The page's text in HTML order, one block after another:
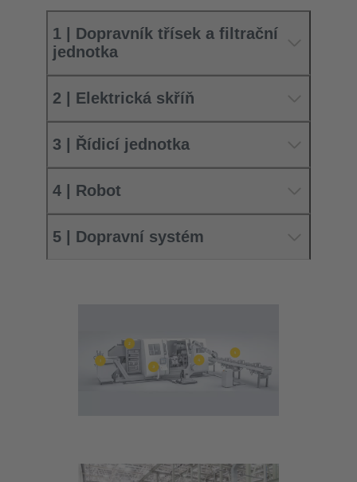
1 | Dopravník třísek a filtrační
jednotka
2 | Elektrická skříň
3 | Řídicí jednotka
4 | Robot
5 | Dopravní systém